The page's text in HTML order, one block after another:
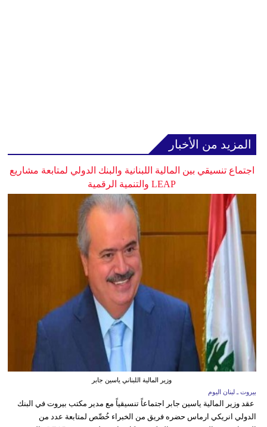
المزيد من الأخبار
اجتماع تنسيقي بين المالية اللبنانية والبنك الدولي لمتابعة مشاريع
LEAP والتنمية الرقمية
وزير المالية اللبناني ياسين جابر
بيروت ـ لبنان اليوم
عقد وزير المالية ياسين جابر اجتماعاً تنسيقياً مع مدير مكتب بيروت في البنك
الدولي انريكي ارماس حضره فريق من الخبراء خُصِّص لمتابعة عدد من